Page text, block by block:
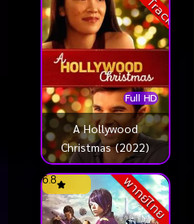
Full HD
A Hollywood
Christmas (2022)
พากย์ไทย
6.8